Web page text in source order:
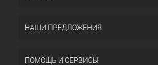
НАШИ ПРЕДЛОЖЕНИЯ
ПОМОЩЬ И СЕРВИСЫ